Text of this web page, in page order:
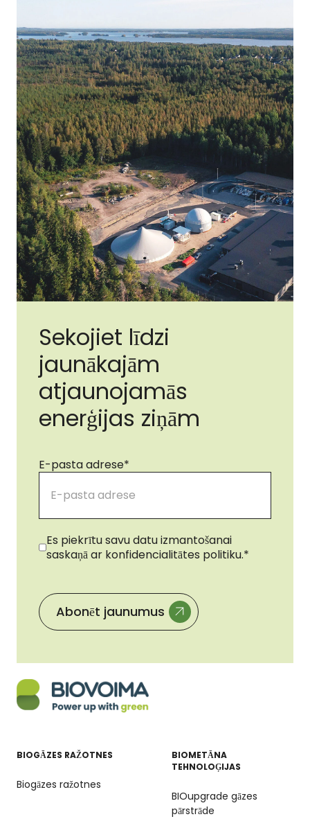
Sekojiet līdzi
jaunākajām
atjaunojamās
enerģijas ziņām
E-pasta adrese*
Piekrišana*
Es piekrītu savu datu izmantošanai
saskaņā ar konfidencialitātes politiku.*
Abonēt jaunumus
BIOGĀZES RAŽOTNES
Biogāzes ražotnes
BIOMETĀNA
TEHNOLOĢIJAS
BIOupgrade gāzes
pārstrāde